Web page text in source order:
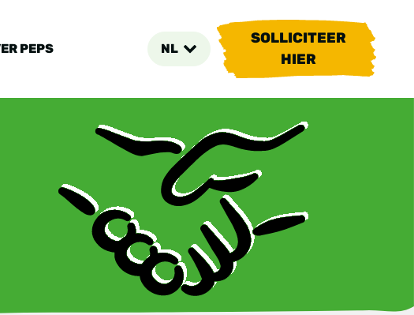
PEPS
SOLLICITEER
HIER
NL